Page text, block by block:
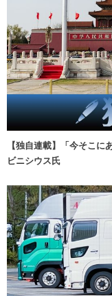
【独自連載】「今そこ
ビニシウス氏